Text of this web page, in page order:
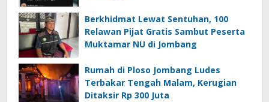
Berkhidmat Lewat Sentuhan, 100
Relawan Pijat Gratis Sambut Peserta
Muktamar NU di Jombang
Rumah di Ploso Jombang Ludes
Terbakar Tengah Malam, Kerugian
Ditaksir Rp 300 Juta